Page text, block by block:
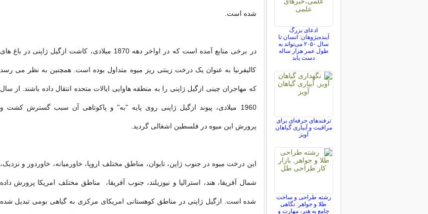
شده است.
در برخی منابع آمده است که در اواخر دهه 1870 میلادی، کاشت ازگیل ژاپنی در باغ های
کالیفرنیا به عنوان یک درخت زینتی ریز میوه متداول بوده است. همچنین به نظر می رسد
که مهاجران چینی ازگیل ژاپنی را به منطقه هاوایی ایالات متحده انتقال داده باشند. از سال
1960 میلادی، پیوند ازگیل ژاپنی روی پایه "به" و پاکوتاهی آن سبب گسترش کشت و
پرورش این میوه در فلسطین اشغالی گردید.
این درخت میوه در جنوب ژاپن، تایوان، مناطق مختلف اروپا، خاورمیانه، خاوردور و نزدیک،
شمال آفریقا، هند، استرالیا و نیوزیلند، جنوب آفریقا، مناطق مختلف امریکا پرورش داده
شده است. ازگیل ژاپنی در مناطق کوهستانی امریکای مرکزی به گیاهی بومی تبدیل شده
ادعای بزرگ
آینده‌پژوهان: انسان تا
سال ۲۰۵۰ می‌تواند به
طول عمر هزار ساله
دست یابد
ترفندهای حرفه‌ای برای
مراقبت و آبیاری گیاهان
آویز
رشته طراحی و ساخت
طلا و جواهر: نگاهی
جامع به هنر، مهارت و